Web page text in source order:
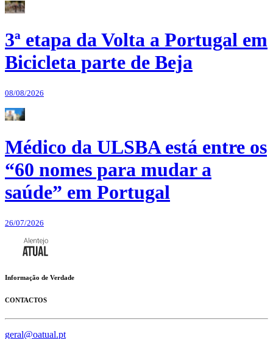
3ª etapa da Volta a Portugal em
Bicicleta parte de Beja
08/08/2026
Médico da ULSBA está entre os
“60 nomes para mudar a
saúde” em Portugal
26/07/2026
Informação de Verdade
CONTACTOS
geral@oatual.pt